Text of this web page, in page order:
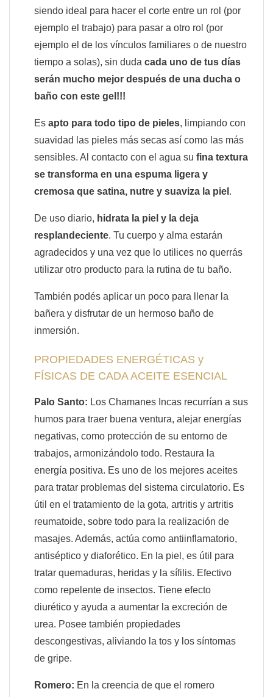
siendo ideal para hacer el corte entre un rol (por
ejemplo el trabajo) para pasar a otro rol (por
ejemplo el de los vínculos familiares o de nuestro
tiempo a solas), sin duda cada uno de tus días
serán mucho mejor después de una ducha o
baño con este gel!!!
Es apto para todo tipo de pieles, limpiando con
suavidad las pieles más secas así como las más
sensibles. Al contacto con el agua su fina textura
se transforma en una espuma ligera y
cremosa que satina, nutre y suaviza la piel .
De uso diario, hidrata la piel y la deja
resplandeciente. Tu cuerpo y alma estarán
agradecidos y una vez que lo utilices no querrás
utilizar otro producto para la rutina de tu baño.
También podés aplicar un poco para llenar la
bañera y disfrutar de un hermoso baño de
inmersión.
PROPIEDADES ENERGÉTICAS y
FÍSICAS DE CADA ACEITE ESENCIAL
Palo Santo: Los Chamanes Incas recurrían a sus
humos para traer buena ventura, alejar energías
negativas, como protección de su entorno de
trabajos, armonizándolo todo. Restaura la
energía positiva. Es uno de los mejores aceites
para tratar problemas del sistema circulatorio. Es
útil en el tratamiento de la gota, artritis y artritis
reumatoide, sobre todo para la realización de
masajes. Además, actúa como antiinflamatorio,
antiséptico y diaforético. En la piel, es útil para
tratar quemaduras, heridas y la sífilis. Efectivo
como repelente de insectos. Tiene efecto
diurético y ayuda a aumentar la excreción de
urea. Posee también propiedades
descongestivas, aliviando la tos y los síntomas
de gripe.
Romero: En la creencia de que el romero